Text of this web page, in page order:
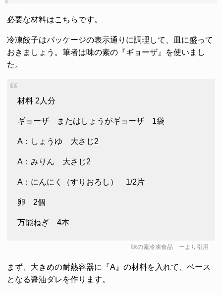
必要な材料はこちらです。
冷凍餃子はパッケージの表示通りに調理して、皿に盛って
おきましょう。筆者は味の素の『ギョーザ』を使いまし
た。
材料 2人分
ギョーザ またはしょうがギョーザ 1袋
A：しょうゆ 大さじ2
A：みりん 大さじ2
A：にんにく（すりおろし） 1/2片
卵 2個
万能ねぎ 4本
味の素冷凍食品 ーより引用
まず、大きめの耐熱容器に『A』の材料を入れて、ベース
となる醤油ダレを作ります。